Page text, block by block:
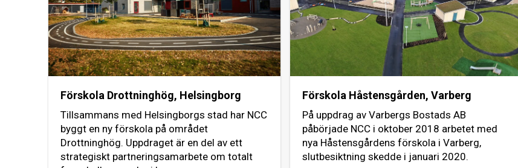
Förskola Drottninghög, Helsingborg
Tillsammans med Helsingborgs stad har NCC
byggt en ny förskola på området
Drottninghög. Uppdraget är en del av ett
strategiskt partneringsamarbete om totalt
Förskola Håstensgården, Varberg
På uppdrag av Varbergs Bostads AB
påbörjade NCC i oktober 2018 arbetet med
nya Håstensgårdens förskola i Varberg,
slutbesiktning skedde i januari 2020.